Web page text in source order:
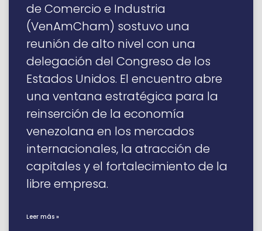
de Comercio e Industria
(VenAmCham) sostuvo una
reunión de alto nivel con una
delegación del Congreso de los
Estados Unidos. El encuentro abre
una ventana estratégica para la
reinserción de la economía
venezolana en los mercados
internacionales, la atracción de
capitales y el fortalecimiento de la
libre empresa.
Leer más »